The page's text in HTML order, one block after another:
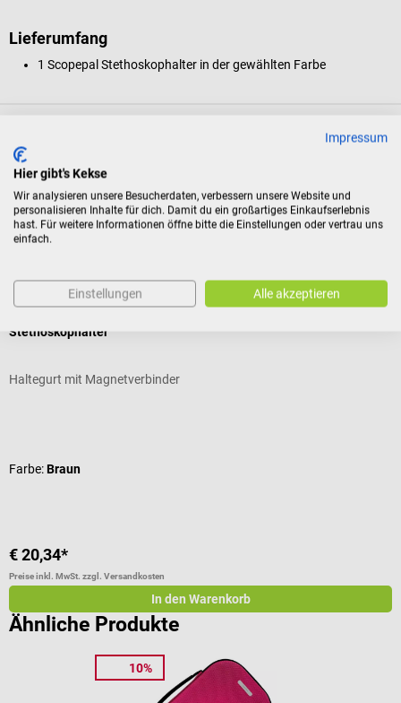
Lieferumfang
1 Scopepal Stethoskophalter in der gewählten Farbe
Bewertungen
Scopepal
Stethoskophalter
Haltegurt mit Magnetverbinder
Farbe:Braun
€ 20,34*
Preise inkl. MwSt. zzgl. Versandkosten
In den Warenkorb
Ähnliche Produkte
10%
Impressum
Hier gibt's Kekse
Wir analysieren unsere Besucherdaten, verbessern unsere Website und
personalisieren Inhalte für dich. Damit du ein großartiges Einkaufserlebnis
hast. Für weitere Informationen öffne bitte die Einstellungen oder vertrau uns
einfach.
Einstellungen Alle akzeptieren